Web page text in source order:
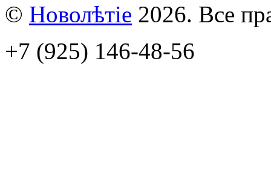
© Новолѣтiе 2026. Все
+7 (925) 146-48-56